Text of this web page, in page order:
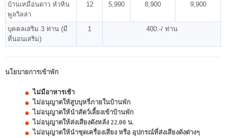
บ้านเหมือนดาว หัวหิน
พูลวิลล่า
12 5,990 8,900 9,900
บุคคลเสริม 3 ท่าน (มี
ที่นอนเสริม)
1 400.-/ ท่าน
นโยบายการเข้าพัก
ไม่มีอาหารเช้า
ไม่อนุญาตให้สูบบุหรี่ภายในบ้านพัก
ไม่อนุญาตให้นำสัตว์เลี้ยงเข้าบ้านพัก
ไม่อนุญาตให้ส่งเสียงดังหลัง 22.00 น.
ไม่อนุญาตให้นำชุดเครื่องเสียง หรือ อุปกรณ์ที่ส่งเสียงดังต่างๆ